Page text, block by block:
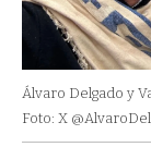
Álvaro Delgado y
Foto: X